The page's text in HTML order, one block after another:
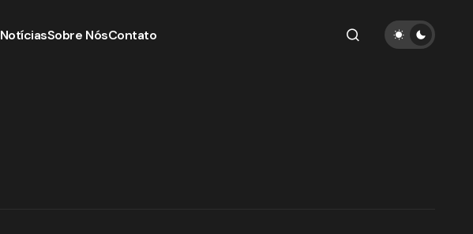
NotíciasSobre NósContato